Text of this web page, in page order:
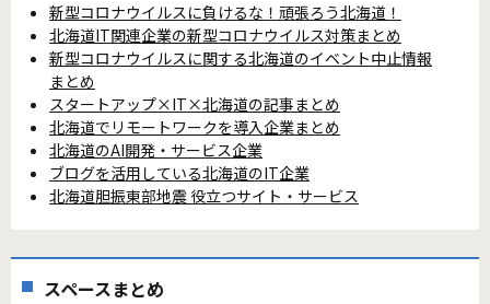
新型コロナウイルスに負けるな！頑張ろう北海道！
北海道IT関連企業の新型コロナウイルス対策まとめ
新型コロナウイルスに関する北海道のイベント中止情報
まとめ
スタートアップ×IT×北海道の記事まとめ
北海道でリモートワークを導入企業まとめ
北海道のAI開発・サービス企業
ブログを活用している北海道のIT企業
北海道胆振東部地震 役立つサイト・サービス
スペースまとめ